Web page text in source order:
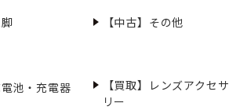
【中古】その他
電池・充電器
【買取】レンズアクセサ
リー